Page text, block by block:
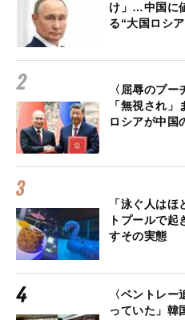
け」…中国に
る“大国ロシ
〈屈辱のプー
「無視され
ロシアが中国
「泳ぐ人は
トプールで
すその実態
〈ベントレ
っていた」韓